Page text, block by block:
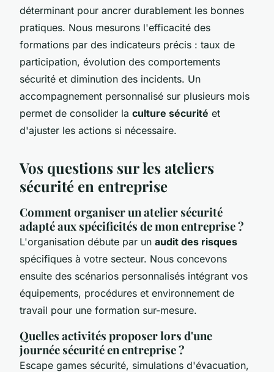
déterminant pour ancrer durablement les bonnes
pratiques. Nous mesurons l'efficacité des
formations par des indicateurs précis : taux de
participation, évolution des comportements
sécurité et diminution des incidents. Un
accompagnement personnalisé sur plusieurs mois
permet de consolider la culture sécurité et
d'ajuster les actions si nécessaire.
Vos questions sur les ateliers
sécurité en entreprise
Comment organiser un atelier sécurité
adapté aux spécificités de mon entreprise ?
L'organisation débute par un audit des risques
spécifiques à votre secteur. Nous concevons
ensuite des scénarios personnalisés intégrant vos
équipements, procédures et environnement de
travail pour une formation sur-mesure.
Quelles activités proposer lors d'une
journée sécurité en entreprise ?
Escape games sécurité, simulations d'évacuation,